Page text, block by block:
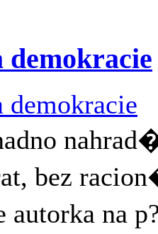
demokracie
bez
autorka na